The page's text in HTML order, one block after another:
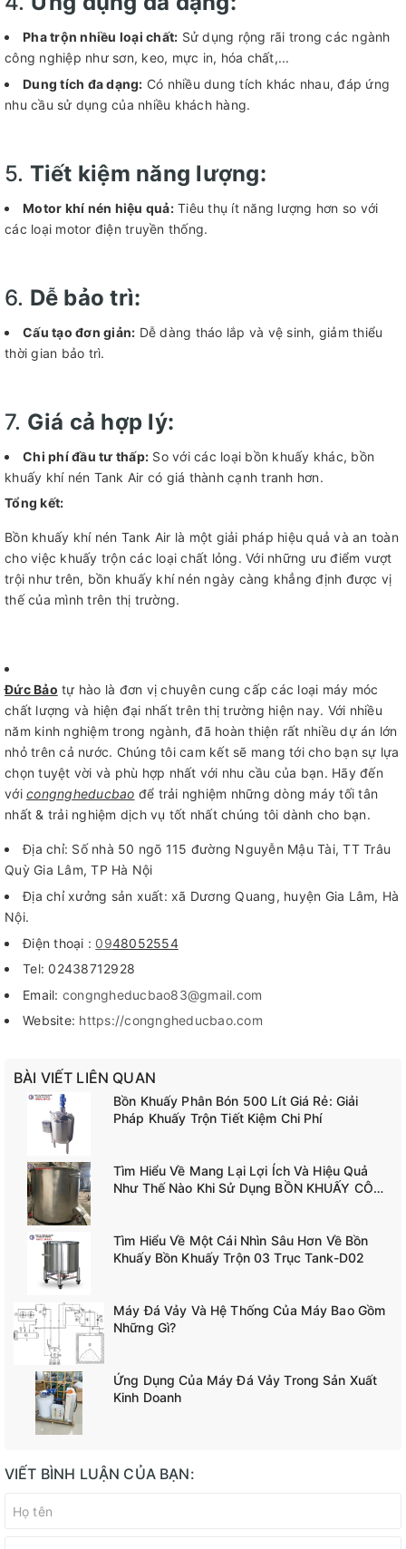
Pha trộn nhiều loại chất: Sử dụng rộng rãi trong các ngành
công nghiệp như sơn, keo, mực in, hóa chất,...
Dung tích đa dạng: Có nhiều dung tích khác nhau, đáp ứng
nhu cầu sử dụng của nhiều khách hàng.
5. Tiết kiệm năng lượng:
Motor khí nén hiệu quả:Tiêu thụ ít năng lượng hơn so với
các loại motor điện truyền thống.
6. Dễ bảo trì:
Cấu tạo đơn giản: Dễ dàng tháo lắp và vệ sinh, giảm thiểu
thời gian bảo trì.
7. Giá cả hợp lý:
Chi phí đầu tư thấp: So với các loại bồn khuấy khác, bồn
khuấy khí nén Tank Air có giá thành cạnh tranh hơn.
Tổng kết:
Bồn khuấy khí nén Tank Air là một giải pháp hiệu quả và an toàn
cho việc khuấy trộn các loại chất lỏng. Với những ưu điểm vượt
trội như trên, bồn khuấy khí nén ngày càng khẳng định được vị
thế của mình trên thị trường.
Đức Bảo tự hào là đơn vị chuyên cung cấp các loại máy móc
chất lượng và hiện đại nhất trên thị trường hiện nay. Với nhiều
năm kinh nghiệm trong ngành, đã hoàn thiện rất nhiều dự án lớn
nhỏ trên cả nước. Chúng tôi cam kết sẽ mang tới cho bạn sự lựa
chọn tuyệt vời và phù hợp nhất với nhu cầu của bạn. Hãy đến
với congngheducbao để trải nghiệm những dòng máy tối tân
nhất & trải nghiệm dịch vụ tốt nhất chúng tôi dành cho bạn.
Địa chỉ: Số nhà 50 ngõ 115 đường Nguyễn Mậu Tài, TT Trâu
Quỳ Gia Lâm, TP Hà Nội
Địa chỉ xưởng sản xuất: xã Dương Quang, huyện Gia Lâm, Hà
Nội.
Điện thoại : 0948052554
Tel: 02438712928
Email: congngheducbao83@gmail.com
Website: https://congngheducbao.com
BÀI VIẾT LIÊN QUAN
Bồn Khuấy Phân Bón 500 Lít Giá Rẻ: Giải
Pháp Khuấy Trộn Tiết Kiệm Chi Phí
Tìm Hiểu Về Mang Lại Lợi Ích Và Hiệu Quả
Như Thế Nào Khi Sử Dụng BỒN KHUẤY CÔNG
Tìm Hiểu Về Một Cái Nhìn Sâu Hơn Về Bồn
Khuấy Bồn Khuấy Trộn 03 Trục Tank-D02
Máy Đá Vảy Và Hệ Thống Của Máy Bao Gồm
Những Gì?
Ứng Dụng Của Máy Đá Vảy Trong Sản Xuất
Kinh Doanh
VIẾT BÌNH LUẬN CỦA BẠN: